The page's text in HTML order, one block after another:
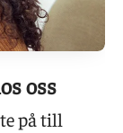
oss
på till